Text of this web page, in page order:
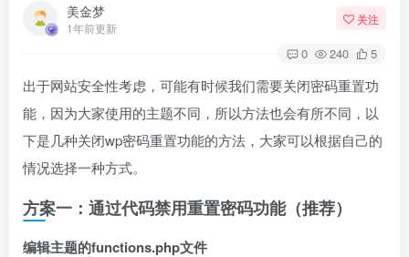
美金梦
1年前更新
关注
0 240 5
出于网站安全性考虑，可能有时候我们需要关闭密码重置功
能，因为大家使用的主题不同，所以方法也会有所不同，以
下是几种关闭wp密码重置功能的方法，大家可以根据自己的
情况选择一种方式。
方案一：通过代码禁用重置密码功能（推荐）
编辑主题的functions.php文件